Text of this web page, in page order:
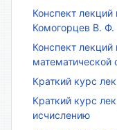
Конспект
Комогорцев В. Ф.
Конспект лекций
математической
Краткий курс
Краткий курс
исчислению